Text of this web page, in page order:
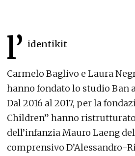
l’ identikit
Carmelo Baglivo e Laura
hanno fondato lo studio Ban
Dal 2016 al 2017, per la
Children” hanno
dell’infanzia Mauro Laeng
comprensivo D’Alessandro-